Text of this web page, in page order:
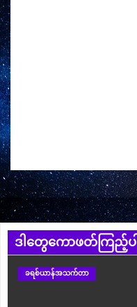
ဒါတွေကောဖတ်ကြည့်ပါ
ခရစ်ယာန်အသက်တာ